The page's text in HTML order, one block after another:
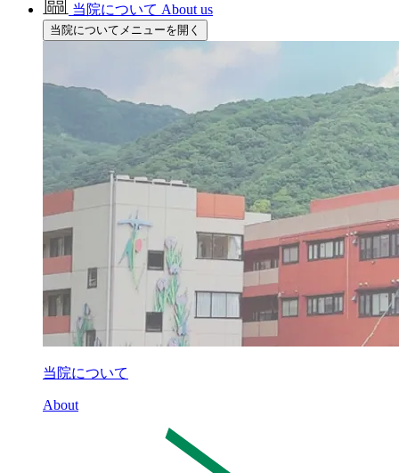
当院について About us
当院についてメニューを開く
当院について
About